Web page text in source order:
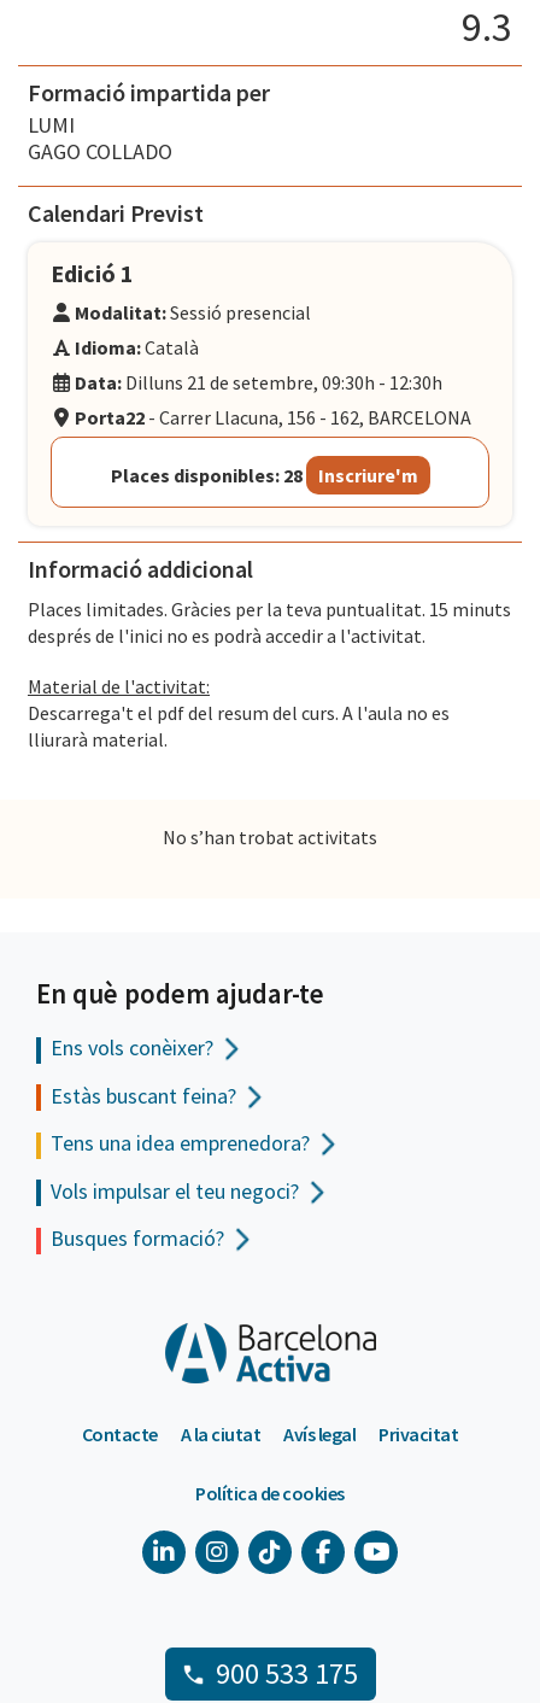
9.3
Formació impartida per
LUMI
GAGO COLLADO
Calendari Previst
Edició 1
Modalitat:Sessió presencial
Idioma:Català
Data: Dilluns 21 de setembre, 09:30h - 12:30h
Porta22 - Carrer Llacuna, 156 - 162, BARCELONA
Places disponibles: 28 Inscriure'm
Informació addicional
Places limitades. Gràcies per la teva puntualitat. 15 minuts
després de l'inici no es podrà accedir a l'activitat.
Material de l'activitat:
Descarrega't el pdf del resum del curs. A l'aula no es
lliurarà material.
No s’han trobat activitats
En què podem ajudar-te
Ens vols conèixer?
Estàs buscant feina?
Tens una idea emprenedora?
Vols impulsar el teu negoci?
Busques formació?
Contacte A la ciutat Avís legal Privacitat
Política de cookies
900 533 175